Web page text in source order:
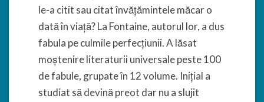
le-a citit sau citat învățămintele măcar o
dată în viață? La Fontaine, autorul lor, a dus
fabula pe culmile perfecțiunii. A lăsat
moștenire literaturii universale peste 100
de fabule, grupate în 12 volume. Inițial a
studiat să devină preot dar nu a slujit